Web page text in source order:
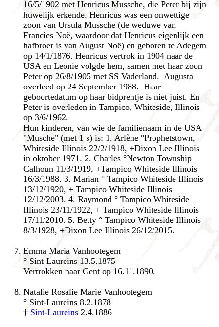
16/5/1902 met Henricus Mussche, die Peter bij zijn
huwelijk erkende. Henricus was een onwettige
zoon van Ursula Mussche (de weduwe van
Francies Noë, waardoor dat Henricus eigenlijk een
hafbroer is van August Noë) en geboren te Adegem
op 14/1/1876. Henricus vertrok in 1904 naar de
USA en Leonie volgde hem, samen met haar zoon
Peter op 26/8/1905 met SS Vaderland. Augusta
overleed op 24 September 1988. Haar
geboortedatum op haar bidprentje is niet juist. En
Peter is overleden in Tampico, Whiteside, Illinois
op 3/6/1962.
Hun kinderen, van wie de familienaam in de USA
"Musche" (met 1 s) is: 1. Arlène °Prophetstown,
Whiteside Illinois 22/2/1918, +Dixon Lee Illinois
in oktober 1971. 2. Charles °Newton Township
Calhoun 11/3/1919, +Tampico Whiteside Illinois
16/3/1988. 3. Marian ° Tampico Whiteside Illinois
13/12/1920, + Tampico Whiteside Illinois
12/12/2003. 4. Raymond ° Tampico Whiteside
Illinois 23/11/1922, + Tampico Whiteside Illinois
17/11/2010. 5. Betty ° Tampico Whiteside Illinois
8/3/1928, +Dixon Lee Illinois 26/12/2015.
Emma Maria Vanhootegem
° Sint-Laureins 13.5.1875
Vertrokken naar Gent op 16.11.1890.
Natalie Rosalie Marie Vanhootegem
° Sint-Laureins 8.2.1878
† Sint-Laureins 2.4.1886